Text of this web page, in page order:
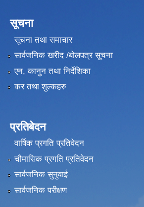
सूचना
सूचना तथा समाचार
सार्वजनिक खरीद /बोलपत्र सूचना
एन, कानुन तथा निर्देशिका
कर तथा शुल्कहरु
प्रतिबेदन
वार्षिक प्रगति प्रतिवेदन
चौमासिक प्रगति प्रतिवेदन
सार्वजनिक सुनुवाई
सार्वजनिक परीक्षण